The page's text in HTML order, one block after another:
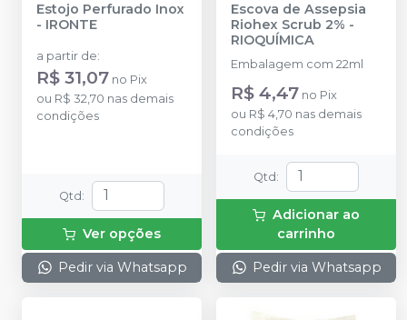
Estojo Perfurado Inox
- IRONTE
a partir de:
R$ 31,07 no Pix
ou R$ 32,70 nas demais
condições
Qtd :
Ver opções
Pedir via Whatsapp
Escova de Assepsia
Riohex Scrub 2% -
RIOQUÍMICA
Embalagem com 22ml
R$ 4,47 no Pix
ou R$ 4,70 nas demais
condições
Qtd :
Adicionar ao
carrinho
Pedir via Whatsapp